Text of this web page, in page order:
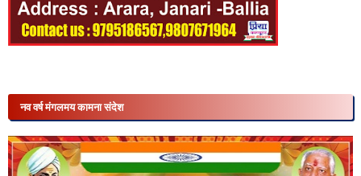
नव वर्ष मंगलमय कामना संदेश